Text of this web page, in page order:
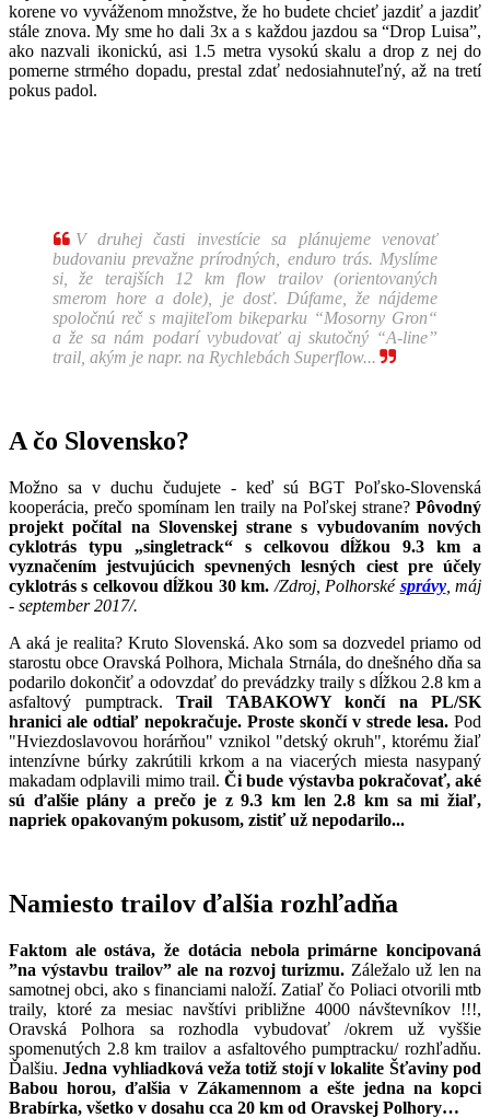
korene vo vyváženom množstve, že ho budete chcieť jazdiť a jazdiť
stále znova. My sme ho dali 3x a s každou jazdou sa “Drop Luisa”,
ako nazvali ikonickú, asi 1.5 metra vysokú skalu a drop z nej do
pomerne strmého dopadu, prestal zdať nedosiahnuteľný, až na tretí
pokus padol.
 V druhej časti investície sa plánujeme venovať
budovaniu prevažne prírodných, enduro trás. Myslíme
si, že terajších 12 km flow trailov (orientovaných
smerom hore a dole), je dosť. Dúfame, že nájdeme
spoločnú reč s majiteľom bikeparku “Mosorny Gron“
a že sa nám podarí vybudovať aj skutočný “A-line”
trail, akým je napr. na Rychlebách Superflow... 
A čo Slovensko?
Možno sa v duchu čudujete - keď sú BGT Poľsko-Slovenská
kooperácia, prečo spomínam len traily na Poľskej strane? Pôvodný
projekt počítal na Slovenskej strane s vybudovaním nových
cyklotrás typu „singletrack“ s celkovou dĺžkou 9.3 km a
vyznačením jestvujúcich spevnených lesných ciest pre účely
cyklotrás s celkovou dĺžkou 30 km. /Zdroj, Polhorské správy, máj
- september 2017/.
A aká je realita? Kruto Slovenská. Ako som sa dozvedel priamo od
starostu obce Oravská Polhora, Michala Strnála, do dnešného dňa sa
podarilo dokončiť a odovzdať do prevádzky traily s dĺžkou 2.8 km a
asfaltový pumptrack. Trail TABAKOWY končí na PL/SK
hranici ale odtiaľ nepokračuje. Proste skončí v strede lesa. Pod
"Hviezdoslavovou horárňou" vznikol "detský okruh", ktorému žiaľ
intenzívne búrky zakrútili krkom a na viacerých miesta nasypaný
makadam odplavili mimo trail. Či bude výstavba pokračovať, aké
sú ďalšie plány a prečo je z 9.3 km len 2.8 km sa mi žiaľ,
napriek opakovaným pokusom, zistiť už nepodarilo...
Namiesto trailov ďalšia rozhľadňa
Faktom ale ostáva, že dotácia nebola primárne koncipovaná
”na výstavbu trailov” ale na rozvoj turizmu. Záležalo už len na
samotnej obci, ako s financiami naloží. Zatiaľ čo Poliaci otvorili mtb
traily, ktoré za mesiac navštívi približne 4000 návštevníkov !!!,
Oravská Polhora sa rozhodla vybudovať /okrem už vyššie
spomenutých 2.8 km trailov a asfaltového pumptracku/ rozhľadňu.
Ďalšiu.Jedna vyhliadková veža totiž stojí v lokalite Šťaviny pod
Babou horou, ďalšia v Zákamennom a ešte jedna na kopci
Brabírka, všetko v dosahu cca 20 km od Oravskej Polhory…